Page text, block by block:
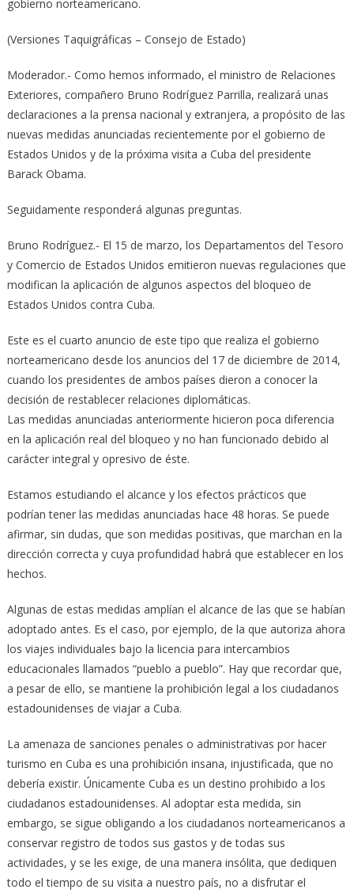
gobierno norteamericano.
(Versiones Taquigráficas – Consejo de Estado)
Moderador.- Como hemos informado, el ministro de Relaciones
Exteriores, compañero Bruno Rodríguez Parrilla, realizará unas
declaraciones a la prensa nacional y extranjera, a propósito de las
nuevas medidas anunciadas recientemente por el gobierno de
Estados Unidos y de la próxima visita a Cuba del presidente
Barack Obama.
Seguidamente responderá algunas preguntas.
Bruno Rodríguez.- El 15 de marzo, los Departamentos del Tesoro
y Comercio de Estados Unidos emitieron nuevas regulaciones que
modifican la aplicación de algunos aspectos del bloqueo de
Estados Unidos contra Cuba.
Este es el cuarto anuncio de este tipo que realiza el gobierno
norteamericano desde los anuncios del 17 de diciembre de 2014,
cuando los presidentes de ambos países dieron a conocer la
decisión de restablecer relaciones diplomáticas.
Las medidas anunciadas anteriormente hicieron poca diferencia
en la aplicación real del bloqueo y no han funcionado debido al
carácter integral y opresivo de éste.
Estamos estudiando el alcance y los efectos prácticos que
podrían tener las medidas anunciadas hace 48 horas. Se puede
afirmar, sin dudas, que son medidas positivas, que marchan en la
dirección correcta y cuya profundidad habrá que establecer en los
hechos.
Algunas de estas medidas amplían el alcance de las que se habían
adoptado antes. Es el caso, por ejemplo, de la que autoriza ahora
los viajes individuales bajo la licencia para intercambios
educacionales llamados “pueblo a pueblo”. Hay que recordar que,
a pesar de ello, se mantiene la prohibición legal a los ciudadanos
estadounidenses de viajar a Cuba.
La amenaza de sanciones penales o administrativas por hacer
turismo en Cuba es una prohibición insana, injustificada, que no
debería existir. Únicamente Cuba es un destino prohibido a los
ciudadanos estadounidenses. Al adoptar esta medida, sin
embargo, se sigue obligando a los ciudadanos norteamericanos a
conservar registro de todos sus gastos y de todas sus
actividades, y se les exige, de una manera insólita, que dediquen
todo el tiempo de su visita a nuestro país, no a disfrutar el